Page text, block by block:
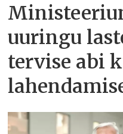
uuringu
tervise abi